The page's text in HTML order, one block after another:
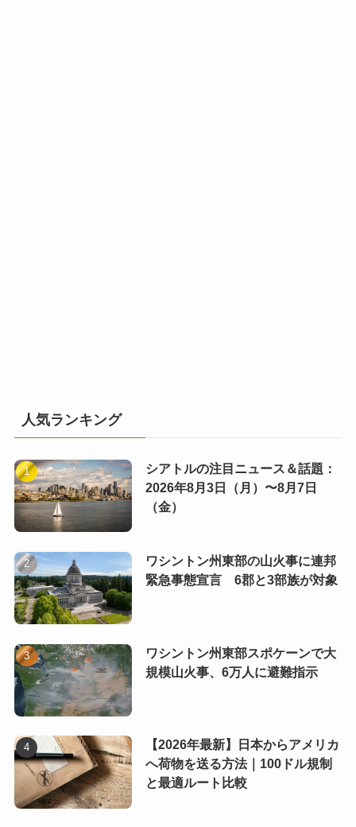
人気ランキング
シアトルの注目ニュース＆話題：
2026年8月3日（月）〜8月7日
（金）
ワシントン州東部の山火事に連邦
緊急事態宣言 6郡と3部族が対象
ワシントン州東部スポケーンで大
規模山火事、6万人に避難指示
【2026年最新】日本からアメリカ
へ荷物を送る方法｜100ドル規制
と最適ルート比較